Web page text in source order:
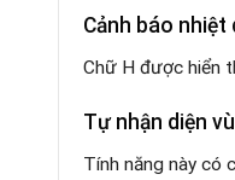
Cảnh báo nhiệt
Chữ H được hiển
Tự nhận diện
Tính năng này có